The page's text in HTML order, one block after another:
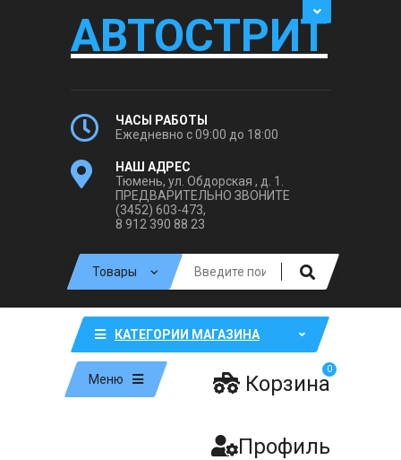
АВТОСТРИТ
ЧАСЫ РАБОТЫ
Ежедневно с 09:00 до 18:00
НАШ АДРЕС
Тюмень, ул. Обдорская , д. 1.
ПРЕДВАРИТЕЛЬНО ЗВОНИТЕ
(3452) 603-473,
8 912 390 88 23
КАТЕГОРИИ МАГАЗИНА
Меню Корзина
0
Профиль